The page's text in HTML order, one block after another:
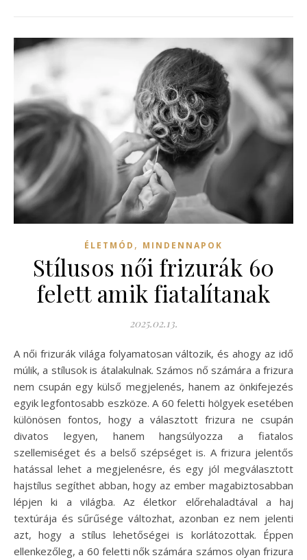
ÉLETMÓD , MINDENNAPOK
Stílusos női frizurák 60
felett amik fiatalítanak
2025.02.13.
A női frizurák világa folyamatosan változik, és ahogy az idő
múlik, a stílusok is átalakulnak. Számos nő számára a frizura
nem csupán egy külső megjelenés, hanem az önkifejezés
egyik legfontosabb eszköze. A 60 feletti hölgyek esetében
különösen fontos, hogy a választott frizura ne csupán
divatos legyen, hanem hangsúlyozza a fiatalos
szellemiséget és a belső szépséget is. A frizura jelentős
hatással lehet a megjelenésre, és egy jól megválasztott
hajstílus segíthet abban, hogy az ember magabiztosabban
lépjen ki a világba. Az életkor előrehaladtával a haj
textúrája és sűrűsége változhat, azonban ez nem jelenti
azt, hogy a stílus lehetőségei is korlátozottak. Éppen
ellenkezőleg, a 60 feletti nők számára számos olyan frizura